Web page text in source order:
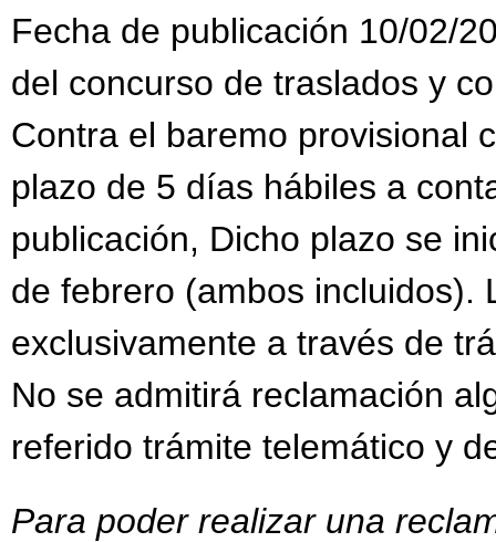
Fecha de publicación 10/02/
del concurso de traslados y
Contra el baremo provisional
plazo de 5 días hábiles a
publicación, Dicho plazo se
de febrero (ambos incluidos).
exclusivamente a través de
No se admitirá reclamación
referido trámite telemático y
Para poder realizar una